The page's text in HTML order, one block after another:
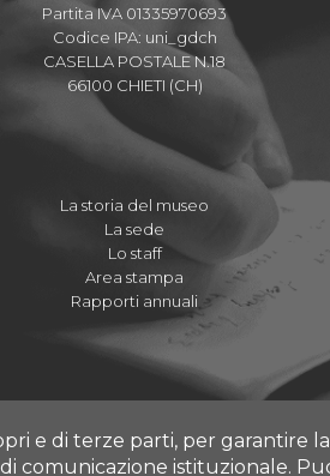
Partita IVA 01335970693
Codice IPA: uni_gdch
CASELLA POSTALE N.18
66100 CHIETI (CH)
La storia del museo
La sede
Lo staff
Area stampa
Rapporti annuali
e di terze parti, per garantire
comunicazione istituzionale.